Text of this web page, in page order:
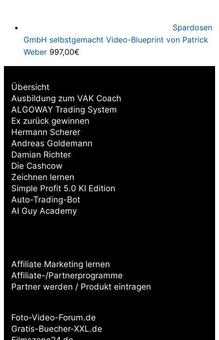
Spardosen
GmbH selbstgemacht Video-Blueprint von Patrick
Weber 997,00€
Übersicht
Ausbildung zum VAK Coach
ALGOWAY Trading System
Ex zurück gewinnen
Hermann Scherer
Andreas Goldemann
Damian Richter
Die Cashcow
Zeichnen lernen
Simple Profit 5.0 KI Edition
Auto-Trading-Bot
AI Guy Academy
Affiliate Marketing lernen
Affiliate-/Partnerprogramme
Partner werden / Produkt eintragen
Foto-Video-Forum.de
Gratis-Buecher-XXL.de